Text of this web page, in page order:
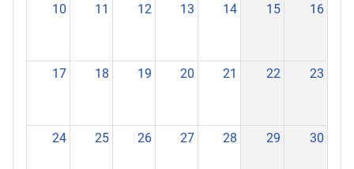
10 11 12 13 14 15 16
17 18 19 20 21 22 23
24 25 26 27 28 29 30